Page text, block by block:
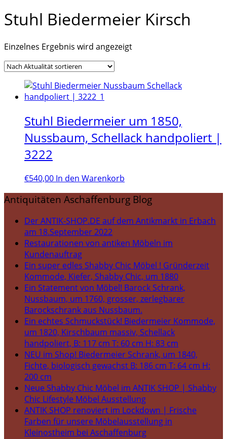
Stuhl Biedermeier Kirsch
Einzelnes Ergebnis wird angezeigt
Stuhl Biedermeier um 1850,
Nussbaum, Schellack handpoliert |
3222
€540,00 In den Warenkorb
Antiquitäten Aschaffenburg Blog
Der ANTIK-SHOP.DE auf dem Antikmarkt in Erbach
am 18.September 2022
Restaurationen von antiken Möbeln im
Kundenauftrag
Ein super edles Shabby Chic Möbel ! Gründerzeit
Kommode, Kiefer, Shabby Chic, um 1880
Ein Statement von Möbel! Barock Schrank,
Nussbaum, um 1760, grosser, zerlegbarer
Barockschrank aus Nussbaum.
Ein echtes Schmuckstück! Biedermeier Kommode,
um 1820, Kirschbaum massiv, Schellack
handpoliert, B: 117 cm T: 60 cm H: 83 cm
NEU im Shop! Biedermeier Schrank, um 1840,
Fichte, biologisch gewachst B: 186 cm T: 64 cm H:
200 cm
Neue Shabby Chic Möbel im ANTIK SHOP | Shabby
Chic Lifestyle Möbel Ausstellung
ANTIK SHOP renoviert im Lockdown | Frische
Farben für unsere Möbelausstellung in
Kleinostheim bei Aschaffenburg